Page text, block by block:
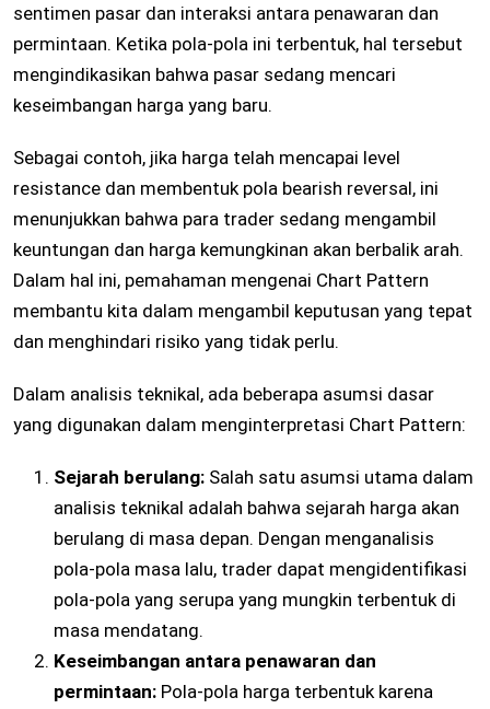
sentimen pasar dan interaksi antara penawaran dan
permintaan. Ketika pola-pola ini terbentuk, hal tersebut
mengindikasikan bahwa pasar sedang mencari
keseimbangan harga yang baru.
Sebagai contoh, jika harga telah mencapai level
resistance dan membentuk pola bearish reversal, ini
menunjukkan bahwa para trader sedang mengambil
keuntungan dan harga kemungkinan akan berbalik arah.
Dalam hal ini, pemahaman mengenai Chart Pattern
membantu kita dalam mengambil keputusan yang tepat
dan menghindari risiko yang tidak perlu.
Dalam analisis teknikal, ada beberapa asumsi dasar
yang digunakan dalam menginterpretasi Chart Pattern:
Sejarah berulang: Salah satu asumsi utama dalam
analisis teknikal adalah bahwa sejarah harga akan
berulang di masa depan. Dengan menganalisis
pola-pola masa lalu, trader dapat mengidentifikasi
pola-pola yang serupa yang mungkin terbentuk di
masa mendatang.
Keseimbangan antara penawaran dan
permintaan: Pola-pola harga terbentuk karena